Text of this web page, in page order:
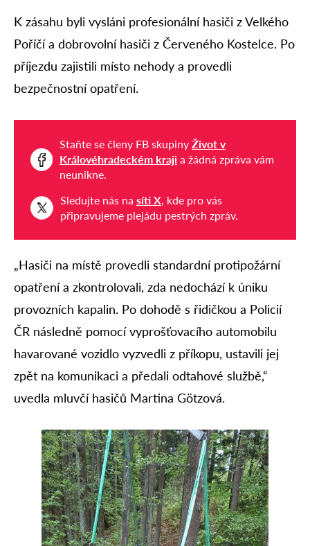
K zásahu byli vysláni profesionální hasiči z Velkého
Poříčí a dobrovolní hasiči z Červeného Kostelce. Po
příjezdu zajistili místo nehody a provedli
bezpečnostní opatření.
Staňte se členy FB skupiny Život v
Královéhradeckém kraji a žádná zpráva vám
neunikne.
Sledujte nás na síti X, kde pro vás
připravujeme plejádu pestrých zpráv.
„Hasiči na místě provedli standardní protipožární
opatření a zkontrolovali, zda nedochází k úniku
provozních kapalin. Po dohodě s řidičkou a Policií
ČR následně pomocí vyprošťovacího automobilu
havarované vozidlo vyzvedli z příkopu, ustavili jej
zpět na komunikaci a předali odtahové službě,“
uvedla mluvčí hasičů Martina Götzová.